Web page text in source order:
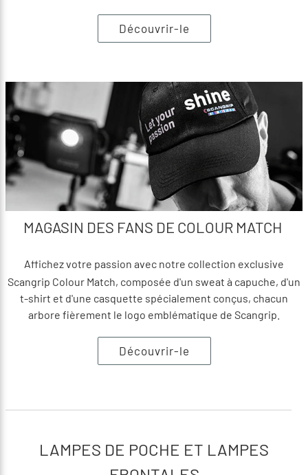
Découvrir-le
MAGASIN DES FANS DE COLOUR MATCH
Affichez votre passion avec notre collection exclusive
Scangrip Colour Match, composée d'un sweat à capuche, d'un
t-shirt et d'une casquette spécialement conçus, chacun
arbore fièrement le logo emblématique de Scangrip.
Découvrir-le
LAMPES DE POCHE ET LAMPES